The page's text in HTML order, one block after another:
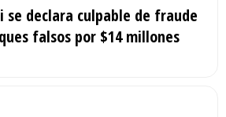
se declara culpable de fraude
falsos por $14 millones